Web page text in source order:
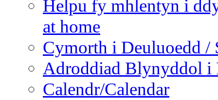
Helpu fy mhlentyn i
at home
Cymorth i Deuluoedd /
Adroddiad Blynyddol i
Calendr/Calendar